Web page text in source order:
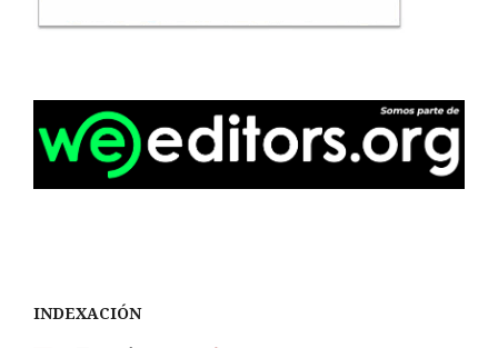
INDEXACIÓN